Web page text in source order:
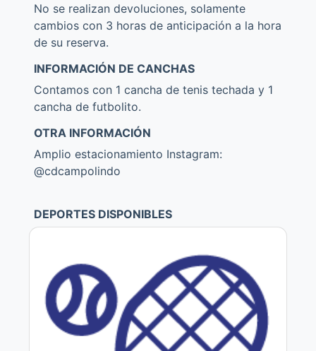
No se realizan devoluciones, solamente
cambios con 3 horas de anticipación a la hora
de su reserva.
INFORMACIÓN DE CANCHAS
Contamos con 1 cancha de tenis techada y 1
cancha de futbolito.
OTRA INFORMACIÓN
Amplio estacionamiento Instagram:
@cdcampolindo
DEPORTES DISPONIBLES